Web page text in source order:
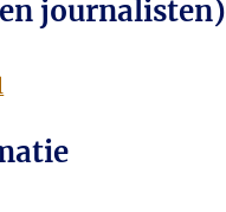
journalisten)